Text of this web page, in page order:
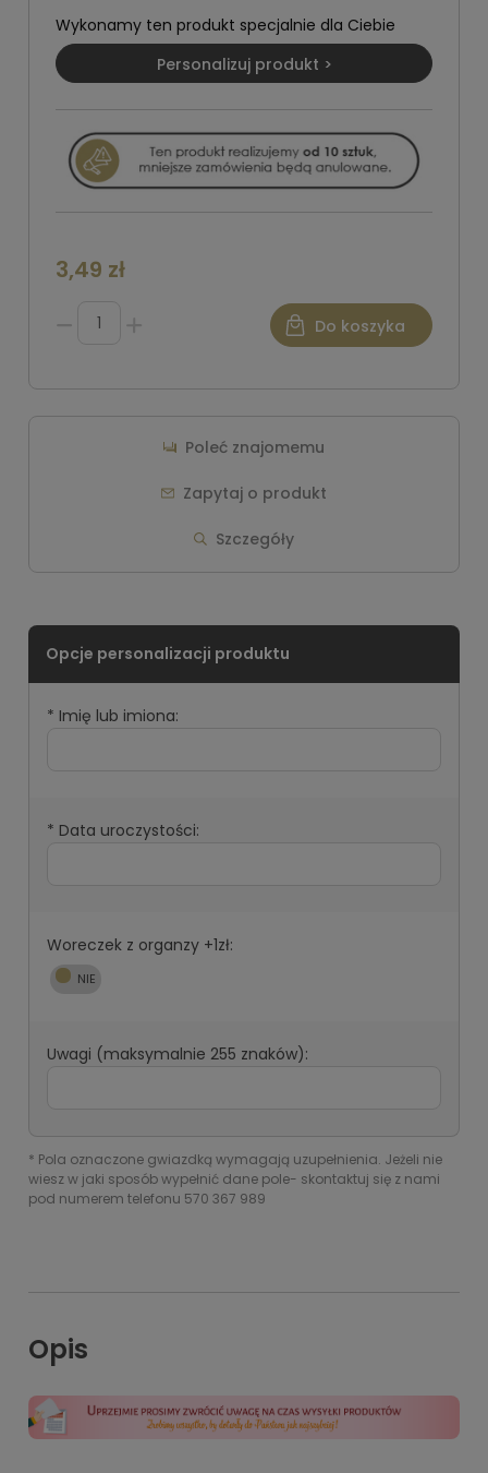
Wykonamy ten produkt specjalnie dla Ciebie
Personalizuj produkt >
* Imię lub imiona:
* Data uroczystości:
Woreczek z organzy +1zł:
Uwagi (maksymalnie 255 znaków):
* Pola oznaczone gwiazdką wymagają uzupełnienia. Jeżeli nie
wiesz w jaki sposób wypełnić dane pole- skontaktuj się z nami
pod numerem telefonu 570 367 989
3,49 zł
Do koszyka
Szczegóły
Zapytaj o produkt
Poleć znajomemu
Opis